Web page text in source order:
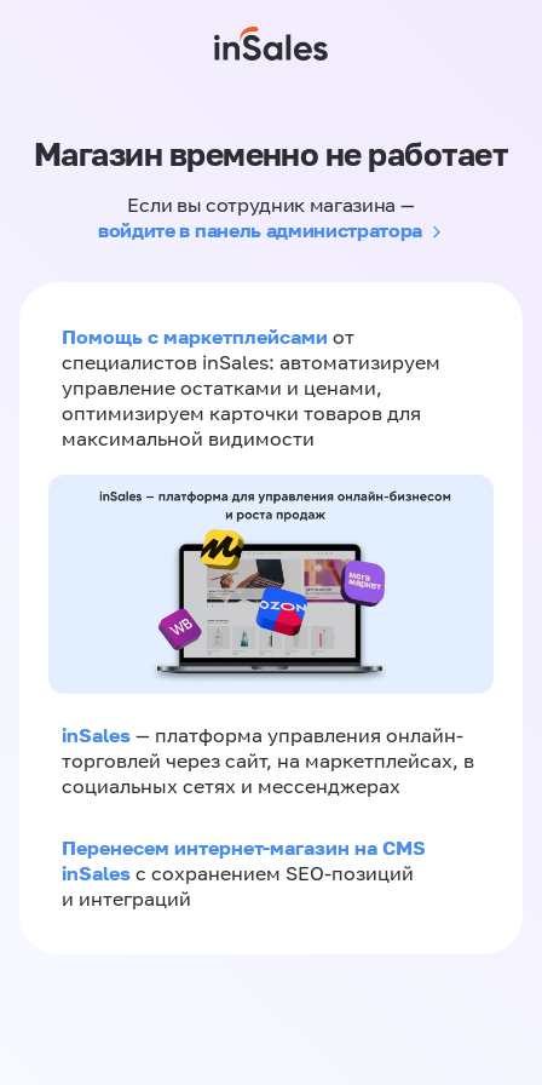
Магазин временно не работает
Если вы сотрудник магазина —
войдите в панель администратора
Помощь с маркетплейсами от
специалистов inSales: автоматизируем
управление остатками и ценами,
оптимизируем карточки товаров для
максимальной видимости
inSales — платформа управления онлайн-
торговлей через сайт, на маркетплейсах, в
социальных сетях и мессенджерах
Перенесем интернет-магазин на CMS
inSales с сохранением SEO-позиций
и интеграций